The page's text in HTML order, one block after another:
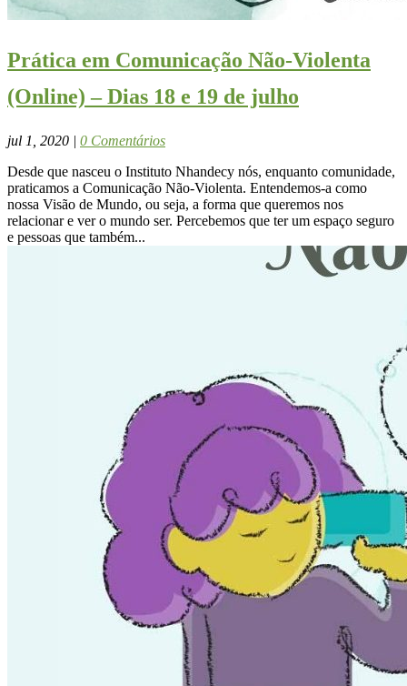
Prática em Comunicação Não-Violenta
(Online) – Dias 18 e 19 de julho
jul 1, 2020 | 0 Comentários
Desde que nasceu o Instituto Nhandecy nós, enquanto comunidade,
praticamos a Comunicação Não-Violenta. Entendemos-a como
nossa Visão de Mundo, ou seja, a forma que queremos nos
relacionar e ver o mundo ser. Percebemos que ter um espaço seguro
e pessoas que também...